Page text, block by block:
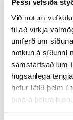
Þessi vefsíða
Við notum
til að virkja
umferð um
notkun á síðunni
samstarfsaðilum
hugsanlega
hefur látið þeim í
þína á þeirra
boði með
ásrafala.